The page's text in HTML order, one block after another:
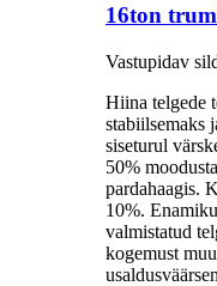
16ton
Vastupidav
Hiina telgede
stabiilsemaks
siseturul
50%
pardahaagis.
10%.
valmistatud
kogemust